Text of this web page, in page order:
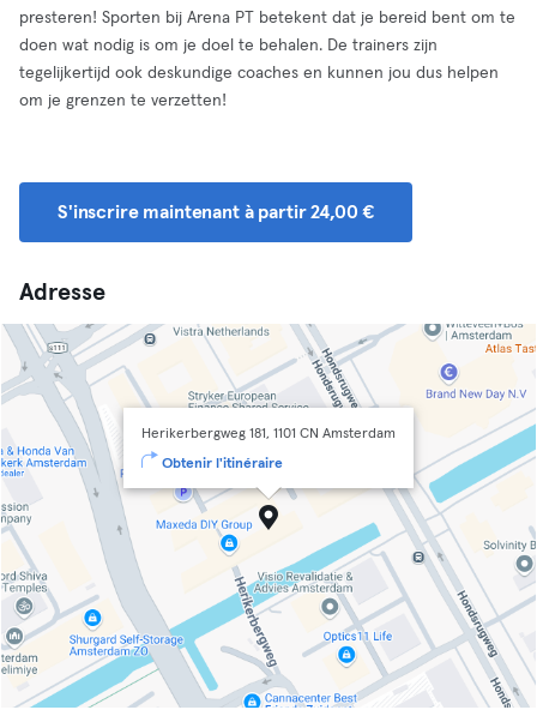
presteren! Sporten bij Arena PT betekent dat je bereid bent om te
doen wat nodig is om je doel te behalen. De trainers zijn
tegelijkertijd ook deskundige coaches en kunnen jou dus helpen
om je grenzen te verzetten!
S'inscrire maintenant à partir 24,00 €
Adresse
Herikerbergweg 181, 1101 CN Amsterdam
Obtenir l'itinéraire